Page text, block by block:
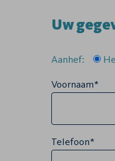
Uw
Aanhef:
Voornaam*
Telefoon*